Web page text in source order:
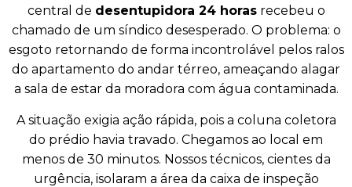
central de desentupidora 24 horasrecebeu o
chamado de um síndico desesperado. O problema: o
esgoto retornando de forma incontrolável pelos ralos
do apartamento do andar térreo, ameaçando alagar
a sala de estar da moradora com água contaminada.
A situação exigia ação rápida, pois a coluna coletora
do prédio havia travado. Chegamos ao local em
menos de 30 minutos. Nossos técnicos, cientes da
urgência, isolaram a área da caixa de inspeção